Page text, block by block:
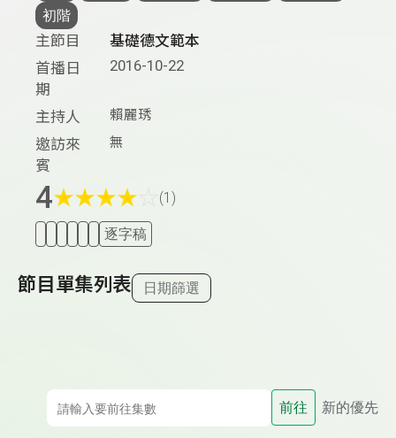
初階
主節目
基礎德文範本
首播日
期
2016-10-22
主持人 賴麗琇
邀訪來
賓
無
4★★★★ (1)
逐字稿
節目單集列表 日期篩選
前往 新的優先